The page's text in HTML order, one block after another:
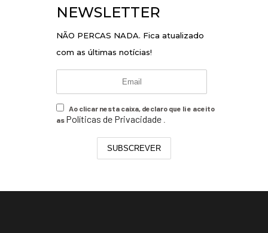
NEWSLETTER
NÃO PERCAS NADA. Fica atualizado
com as últimas notícias!
Ao clicar nesta caixa, declaro que li e aceito
as Políticas de Privacidade .
SUBSCREVER